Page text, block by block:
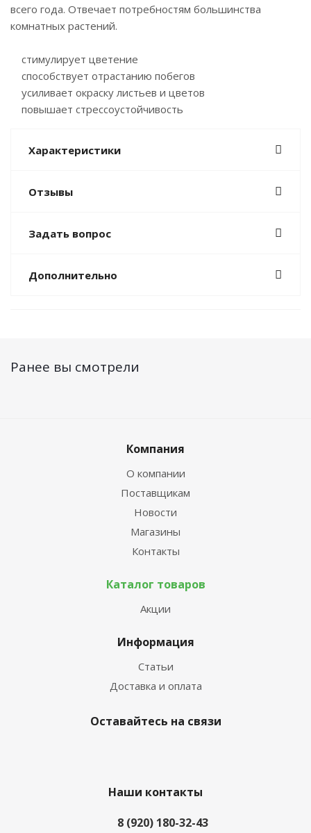
всего года. Отвечает потребностям большинства
комнатных растений.
стимулирует цветение
способствует отрастанию побегов
усиливает окраску листьев и цветов
повышает стрессоустойчивость
Характеристики
Отзывы
Задать вопрос
Дополнительно
Ранее вы смотрели
Компания
О компании
Поставщикам
Новости
Магазины
Контакты
Каталог товаров
Акции
Информация
Статьи
Доставка и оплата
Оставайтесь на связи
Наши контакты
8 (920) 180-32-43